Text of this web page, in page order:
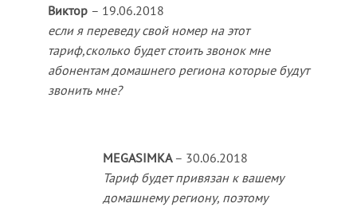
Виктор – 19.06.2018
если я переведу свой номер на этот
тариф,сколько будет стоить звонок мне
абонентам домашнего региона которые будут
звонить мне?
MEGASIMKA – 30.06.2018
Тариф будет привязан к вашему
домашнему региону, поэтому